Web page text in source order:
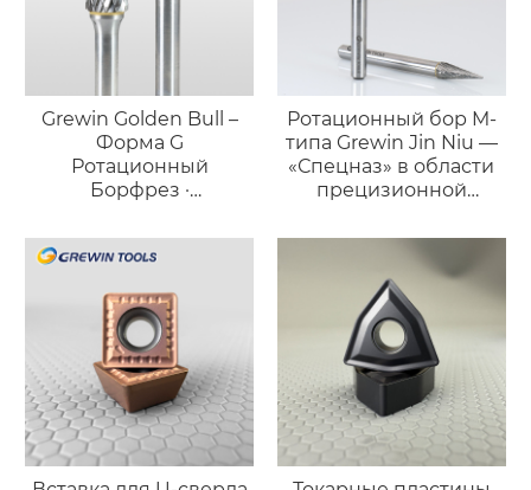
Grewin Golden Bull –
Форма G
Ротационный
Борфрез ·
Длинный Конический
Инструмент
Ротационный бор M-
типа Grewin Jin Niu —
«Спецназ» в области
прецизионной